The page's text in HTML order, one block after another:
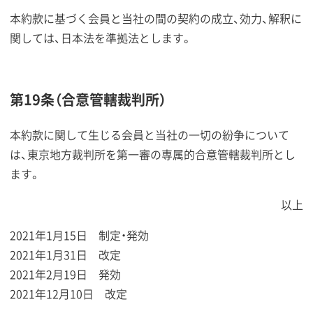
本約款に基づく会員と当社の間の契約の成立、効力、解釈に
関しては、日本法を準拠法とします。
第19条（合意管轄裁判所）
本約款に関して生じる会員と当社の一切の紛争について
は、東京地方裁判所を第一審の専属的合意管轄裁判所とし
ます。
以上
2021年1月15日 制定・発効
2021年1月31日 改定
2021年2月19日 発効
2021年12月10日 改定